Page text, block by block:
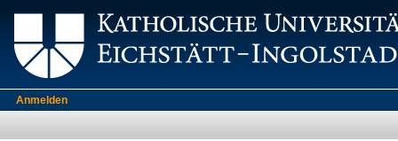
Anmelden